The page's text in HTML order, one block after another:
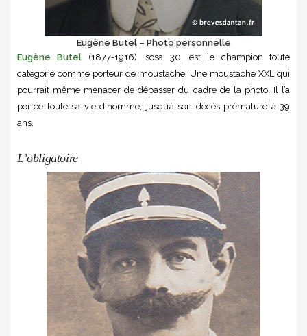
Eugène Butel – Photo personnelle
Eugène Butel (1877-1916), sosa 30, est le champion toute
catégorie comme porteur de moustache. Une moustache XXL qui
pourrait même menacer de dépasser du cadre de la photo! Il l’a
portée toute sa vie d’homme, jusqu’à son décès prématuré à 39
ans.
L’obligatoire